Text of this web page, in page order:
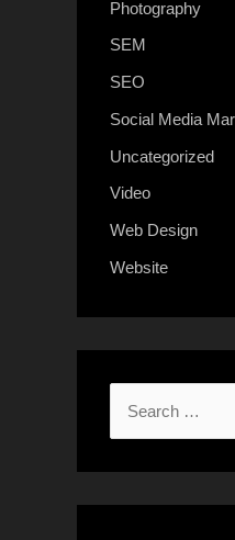
Photography
SEM
SEO
Social Media
Uncategorized
Video
Web Design
Website